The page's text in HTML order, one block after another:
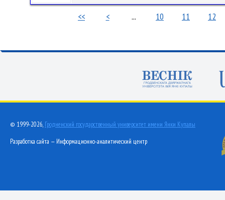
<< < ... 10 11 12
© 1999-2026, Гродненский государственный университет имени Янки Купалы
Разработка сайта — Информационно-аналитический центр